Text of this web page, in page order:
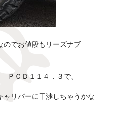
のでお値段もリーズナブ
ＣＤ１１４．３で、
ャリパーに干渉しちゃうかな